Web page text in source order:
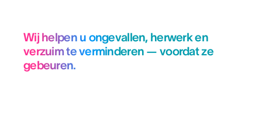
Wij helpen u ongevallen, herwerk en
verzuim te verminderen — voordat ze
gebeuren.